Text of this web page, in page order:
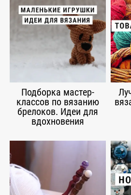
Подборка мастер-
классов по вязанию
брелоков. Идеи для
вдохновения